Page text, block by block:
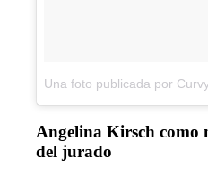
Angelina Kirsch como
del jurado